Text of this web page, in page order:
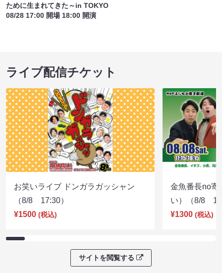
ために生まれてきた～in TOKYO
08/28 17:00 開場 18:00 開演
ライブ配信チケット
お笑いライブ ドンガラガッシャン
（8/8 17:30）
¥1500 (税込)
金魚番長no寄
い）（8/8
¥1300 (税込)
サイトを閲覧する